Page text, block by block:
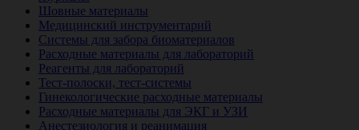
Шовные материалы
Медицинский инструментарий
Системы для забора биоматериалов
Расходные материалы для лабораторий
Реагенты для лабораторий
Тест-полоски, тест-системы
Гинекологические расходные материалы
Расходные материалы для ЭКГ и УЗИ
Анестезиология и реанимация